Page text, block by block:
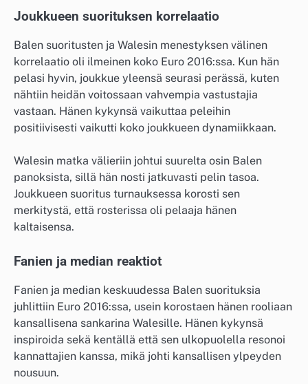
Joukkueen suorituksen korrelaatio
Balen suoritusten ja Walesin menestyksen välinen
korrelaatio oli ilmeinen koko Euro 2016:ssa. Kun hän
pelasi hyvin, joukkue yleensä seurasi perässä, kuten
nähtiin heidän voitossaan vahvempia vastustajia
vastaan. Hänen kykynsä vaikuttaa peleihin
positiivisesti vaikutti koko joukkueen dynamiikkaan.
Walesin matka välieriin johtui suurelta osin Balen
panoksista, sillä hän nosti jatkuvasti pelin tasoa.
Joukkueen suoritus turnauksessa korosti sen
merkitystä, että rosterissa oli pelaaja hänen
kaltaisensa.
Fanien ja median reaktiot
Fanien ja median keskuudessa Balen suorituksia
juhlittiin Euro 2016:ssa, usein korostaen hänen rooliaan
kansallisena sankarina Walesille. Hänen kykynsä
inspiroida sekä kentällä että sen ulkopuolella resonoi
kannattajien kanssa, mikä johti kansallisen ylpeyden
nousuun.